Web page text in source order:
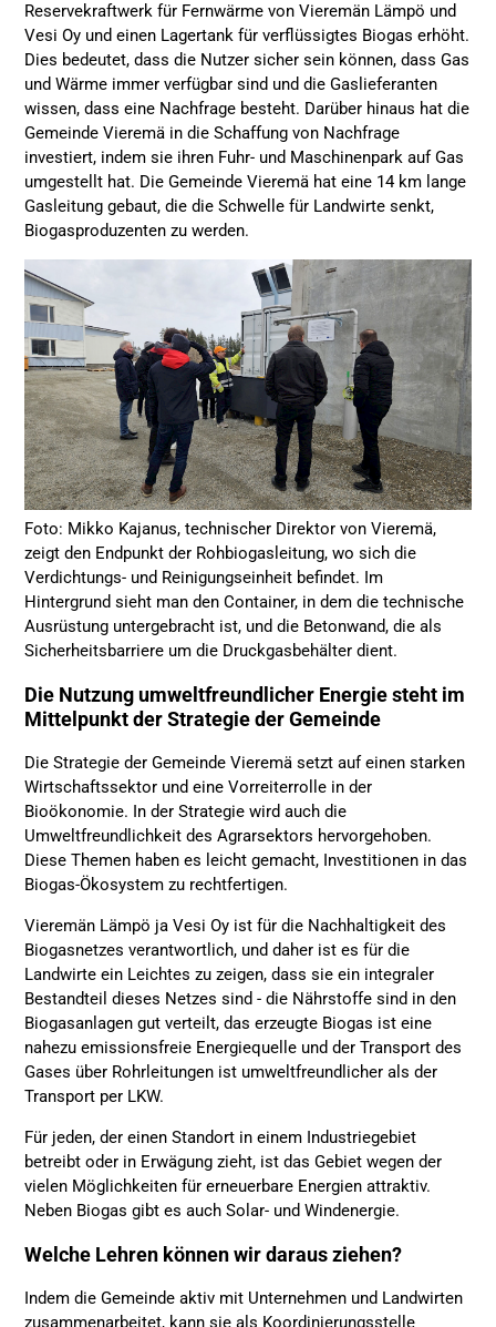
Reservekraftwerk für Fernwärme von Vieremän Lämpö und
Vesi Oy und einen Lagertank für verflüssigtes Biogas erhöht.
Dies bedeutet, dass die Nutzer sicher sein können, dass Gas
und Wärme immer verfügbar sind und die Gaslieferanten
wissen, dass eine Nachfrage besteht. Darüber hinaus hat die
Gemeinde Vieremä in die Schaffung von Nachfrage
investiert, indem sie ihren Fuhr- und Maschinenpark auf Gas
umgestellt hat. Die Gemeinde Vieremä hat eine 14 km lange
Gasleitung gebaut, die die Schwelle für Landwirte senkt,
Biogasproduzenten zu werden.
Foto: Mikko Kajanus, technischer Direktor von Vieremä,
zeigt den Endpunkt der Rohbiogasleitung, wo sich die
Verdichtungs- und Reinigungseinheit befindet. Im
Hintergrund sieht man den Container, in dem die technische
Ausrüstung untergebracht ist, und die Betonwand, die als
Sicherheitsbarriere um die Druckgasbehälter dient.
Die Nutzung umweltfreundlicher Energie steht im
Mittelpunkt der Strategie der Gemeinde
Die Strategie der Gemeinde Vieremä setzt auf einen starken
Wirtschaftssektor und eine Vorreiterrolle in der
Bioökonomie. In der Strategie wird auch die
Umweltfreundlichkeit des Agrarsektors hervorgehoben.
Diese Themen haben es leicht gemacht, Investitionen in das
Biogas-Ökosystem zu rechtfertigen.
Vieremän Lämpö ja Vesi Oy ist für die Nachhaltigkeit des
Biogasnetzes verantwortlich, und daher ist es für die
Landwirte ein Leichtes zu zeigen, dass sie ein integraler
Bestandteil dieses Netzes sind - die Nährstoffe sind in den
Biogasanlagen gut verteilt, das erzeugte Biogas ist eine
nahezu emissionsfreie Energiequelle und der Transport des
Gases über Rohrleitungen ist umweltfreundlicher als der
Transport per LKW.
Für jeden, der einen Standort in einem Industriegebiet
betreibt oder in Erwägung zieht, ist das Gebiet wegen der
vielen Möglichkeiten für erneuerbare Energien attraktiv.
Neben Biogas gibt es auch Solar- und Windenergie.
Welche Lehren können wir daraus ziehen?
Indem die Gemeinde aktiv mit Unternehmen und Landwirten
zusammenarbeitet, kann sie als Koordinierungsstelle